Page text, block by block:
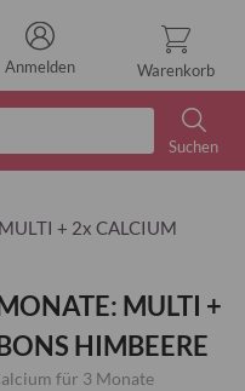
Suchen
Warenkorb
Anmelden
+ 2x CALCIUM
MULTI +
HIMBEERE
für 3 Monate